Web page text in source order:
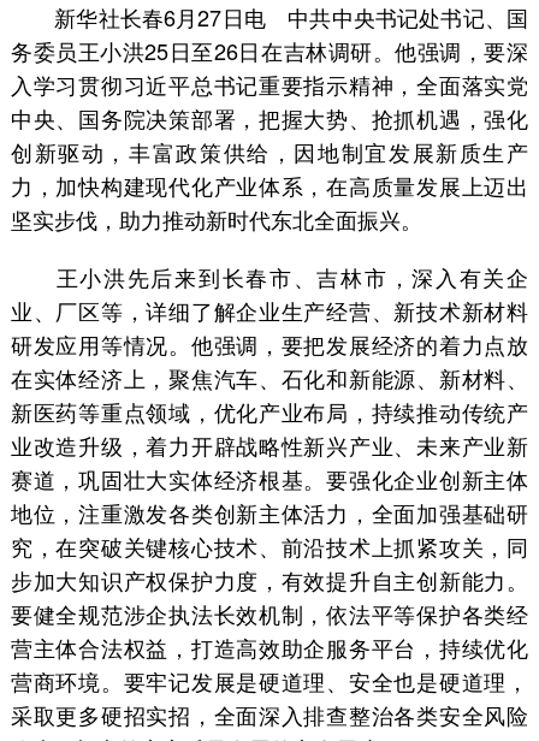
新华社长春6月27日电 中共中央书记处书记、国
务委员王小洪25日至26日在吉林调研。他强调，要深
入学习贯彻习近平总书记重要指示精神，全面落实党
中央、国务院决策部署，把握大势、抢抓机遇，强化
创新驱动，丰富政策供给，因地制宜发展新质生产
力，加快构建现代化产业体系，在高质量发展上迈出
坚实步伐，助力推动新时代东北全面振兴。
王小洪先后来到长春市、吉林市，深入有关企
业、厂区等，详细了解企业生产经营、新技术新材料
研发应用等情况。他强调，要把发展经济的着力点放
在实体经济上，聚焦汽车、石化和新能源、新材料、
新医药等重点领域，优化产业布局，持续推动传统产
业改造升级，着力开辟战略性新兴产业、未来产业新
赛道，巩固壮大实体经济根基。要强化企业创新主体
地位，注重激发各类创新主体活力，全面加强基础研
究，在突破关键核心技术、前沿技术上抓紧攻关，同
步加大知识产权保护力度，有效提升自主创新能力。
要健全规范涉企执法长效机制，依法平等保护各类经
营主体合法权益，打造高效助企服务平台，持续优化
营商环境。要牢记发展是硬道理、安全也是硬道理，
采取更多硬招实招，全面深入排查整治各类安全风险